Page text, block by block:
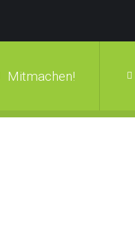
Mitmachen!